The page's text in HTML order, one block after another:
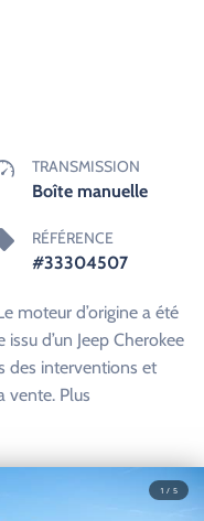
TRANSMISSION
Boîte manuelle
RÉFÉRENCE
#33304507
moteur d’origine a été
d’un Jeep Cherokee
des interventions et
vente. Plus
1 / 5